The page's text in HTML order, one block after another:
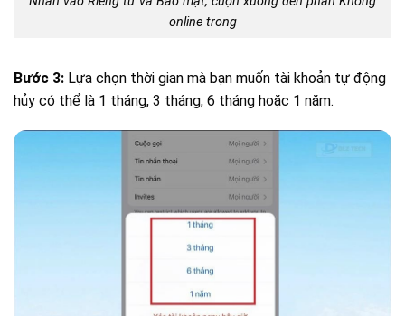
online trong
Bước 3: Lựa chọn thời gian mà bạn muốn tài khoản tự động
hủy có thể là 1 tháng, 3 tháng, 6 tháng hoặc 1 năm.